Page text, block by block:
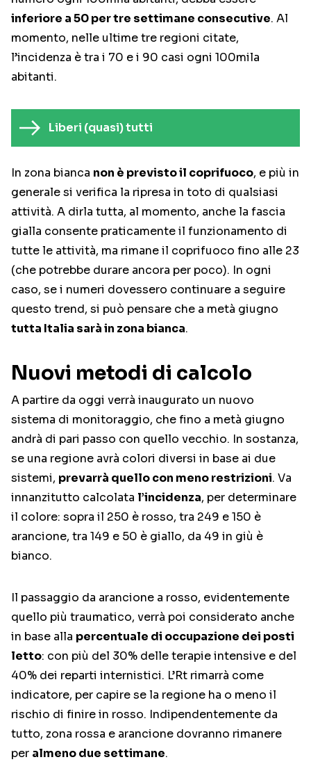
inferiore a 50 per tre settimane consecutive. Al
momento, nelle ultime tre regioni citate,
l’incidenza è tra i 70 e i 90 casi ogni 100mila
abitanti.
Liberi (quasi) tutti
In zona bianca non è previsto il coprifuoco, e più in
generale si verifica la ripresa in toto di qualsiasi
attività. A dirla tutta, al momento, anche la fascia
gialla consente praticamente il funzionamento di
tutte le attività, ma rimane il coprifuoco fino alle 23
(che potrebbe durare ancora per poco). In ogni
caso, se i numeri dovessero continuare a seguire
questo trend, si può pensare che a metà giugno
tutta Italia sarà in zona bianca.
Nuovi metodi di calcolo
A partire da oggi verrà inaugurato un nuovo
sistema di monitoraggio, che fino a metà giugno
andrà di pari passo con quello vecchio. In sostanza,
se una regione avrà colori diversi in base ai due
sistemi, prevarrà quello con meno restrizioni. Va
innanzitutto calcolata l’incidenza, per determinare
il colore: sopra il 250 è rosso, tra 249 e 150 è
arancione, tra 149 e 50 è giallo, da 49 in giù è
bianco.
Il passaggio da arancione a rosso, evidentemente
quello più traumatico, verrà poi considerato anche
in base alla percentuale di occupazione dei posti
letto: con più del 30% delle terapie intensive e del
40% dei reparti internistici. L’Rt rimarrà come
indicatore, per capire se la regione ha o meno il
rischio di finire in rosso. Indipendentemente da
tutto, zona rossa e arancione dovranno rimanere
per almeno due settimane.